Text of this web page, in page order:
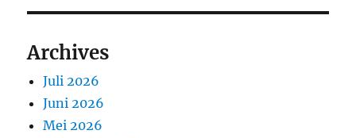
Archives
Juli 2026
Juni 2026
Mei 2026